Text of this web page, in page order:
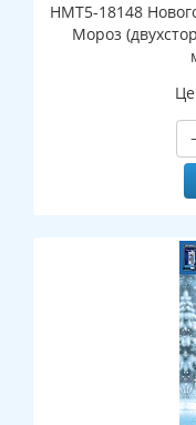
НМТ5-18148
Мороз